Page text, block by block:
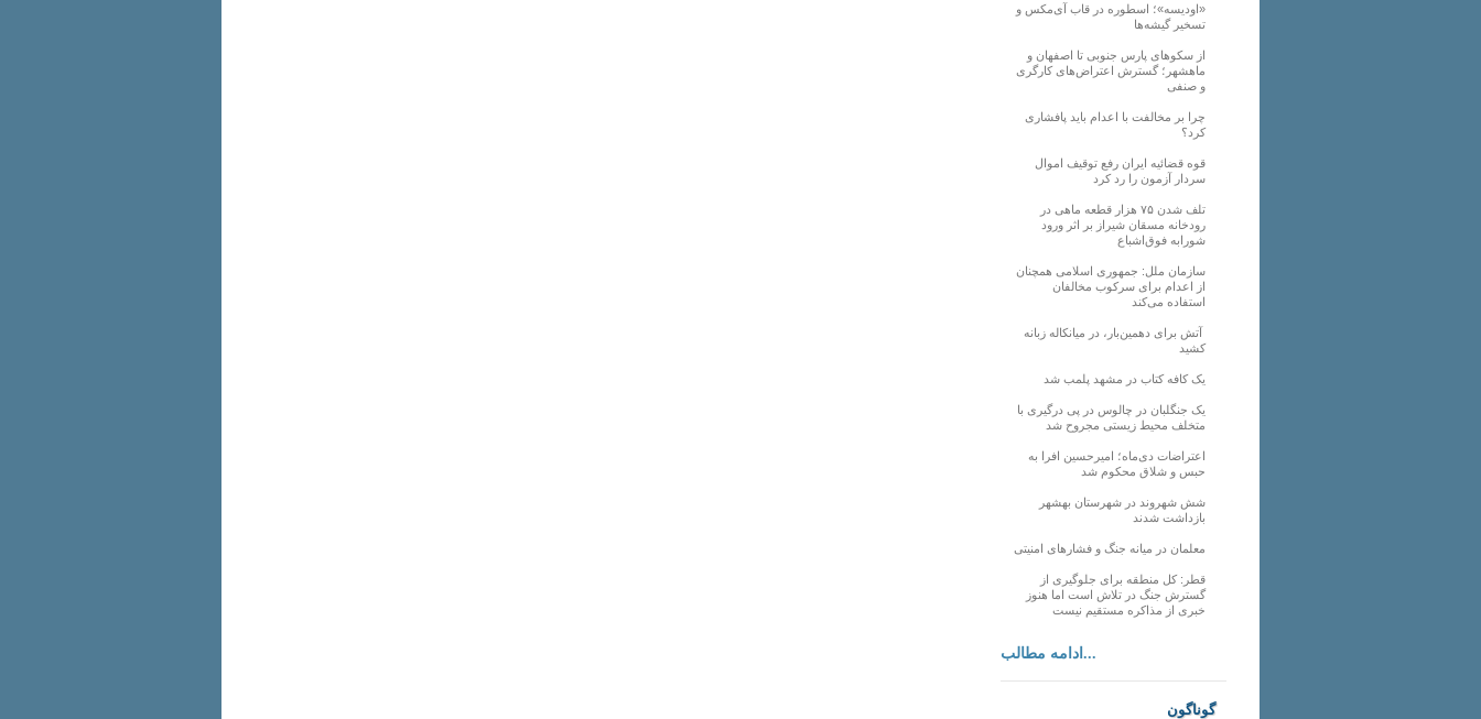
«اودیسه»؛ اسطوره در قاب آی‌مکس و
تسخیر گیشه‌ها
از سکوهای پارس جنوبی تا اصفهان و
ماهشهر؛ گسترش اعتراض‌های کارگری
و صنفی
چرا بر مخالفت با اعدام باید پافشاری
کرد؟
قوه قضائیه ایران رفع توقیف اموال
سردار آزمون را رد کرد
تلف شدن ۷۵ هزار قطعه ماهی در
رودخانه مسقان شیراز بر اثر ورود
شورابه فوق‌اشباع
سازمان ملل: جمهوری اسلامی همچنان
از اعدام برای سرکوب مخالفان
استفاده می‌کند
آتش برای دهمین‌بار، در میانکاله زبانه
کشید
یک کافه کتاب در مشهد پلمب شد
یک جنگلبان در چالوس در پی درگیری با
متخلف محیط زیستی مجروح شد
اعتراضات دی‌ماه؛ امیرحسین افرا به
حبس و شلاق محکوم شد
شش شهروند در شهرستان بهشهر
بازداشت شدند
معلمان در میانه جنگ و فشارهای امنیتی
قطر: کل منطقه برای جلوگیری از
گسترش جنگ در تلاش است اما هنوز
خبری از مذاکره مستقیم نیست
ادامه مطالب...
گوناگون